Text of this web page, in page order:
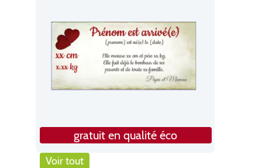
gratuit en qualité éco
Voir tout